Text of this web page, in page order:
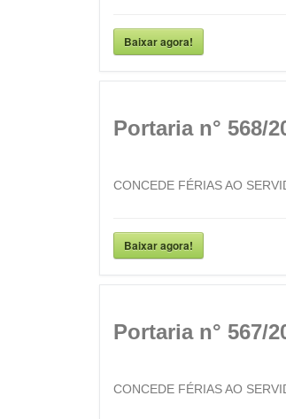
Baixar agora!
Portaria n° 568/
CONCEDE FÉRIAS AO
Baixar agora!
Portaria n° 567/
CONCEDE FÉRIAS AO